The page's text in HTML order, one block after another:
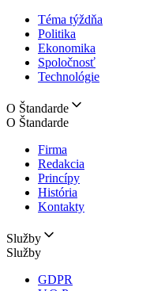
Téma týždňa
Politika
Ekonomika
Spoločnosť
Technológie
O Štandarde
O Štandarde
Firma
Redakcia
Princípy
História
Kontakty
Služby
Služby
GDPR